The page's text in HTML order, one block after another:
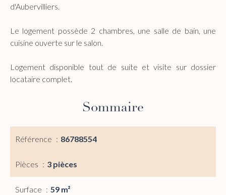
d'Aubervilliers.
Le logement possède 2 chambres, une salle de bain, une
cuisine ouverte sur le salon.
Logement disponible tout de suite et visite sur dossier
locataire complet.
Sommaire
Référence 86788554
Pièces 3 pièces
Surface 59 m²